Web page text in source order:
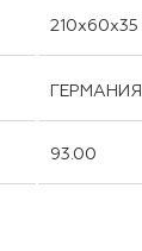
210x60x35
ГЕРМАНИЯ
93.00